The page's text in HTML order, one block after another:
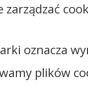
SkrytkaESP
oznacza
plików